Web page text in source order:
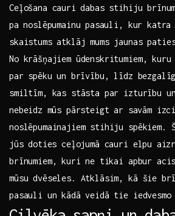
Ceļošana cauri ⁢dabas stihiju
pa ⁣noslēpumainu ⁢pasauli, kur katra
‌skaistums ​atklāj mums jaunas
No krāšņajiem ūdenskritumiem, kuru
⁣par spēku un brīvību, līdz
smiltīm, kas stāsta par izturību un
nebeidz⁢ mūs pārsteigt ar ⁣savām
noslēpumainajiem stihiju spēkiem.
⁣jūs doties ceļojumā cauri elpu⁢
brīnumiem, kuri ne ⁢tikai apbur
mūsu dvēseles. Atklāsim, kā šie⁢
pasauli un kādā veidā tie iedvesmo⁢